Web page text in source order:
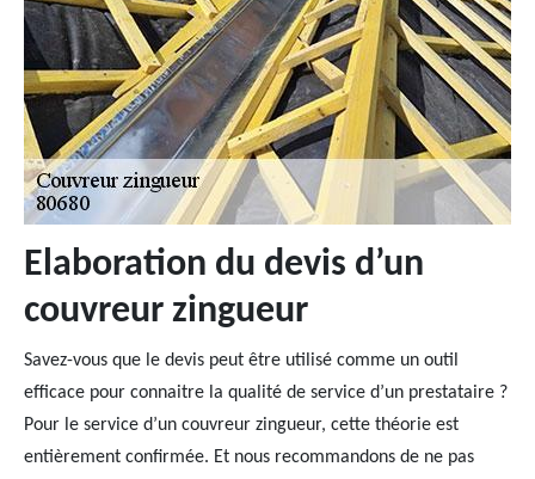
Elaboration du devis d’un
couvreur zingueur
Savez-vous que le devis peut être utilisé comme un outil
efficace pour connaitre la qualité de service d’un prestataire ?
Pour le service d’un couvreur zingueur, cette théorie est
entièrement confirmée. Et nous recommandons de ne pas